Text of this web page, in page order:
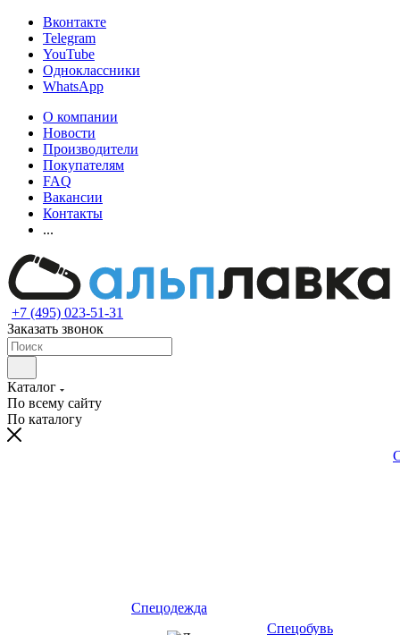
Вконтакте
Telegram
YouTube
Одноклассники
WhatsApp
О компании
Новости
Производители
Покупателям
FAQ
Вакансии
Контакты
...
+7 (495) 023-51-31
Заказать звонок
Каталог
По всему сайту
По каталогу
Спецодежда
Спецобувь